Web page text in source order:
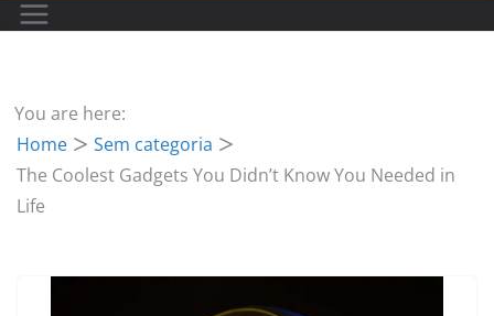
You are here:
Home
Sem categoria
The Coolest Gadgets You Didn’t Know You Needed in
Life